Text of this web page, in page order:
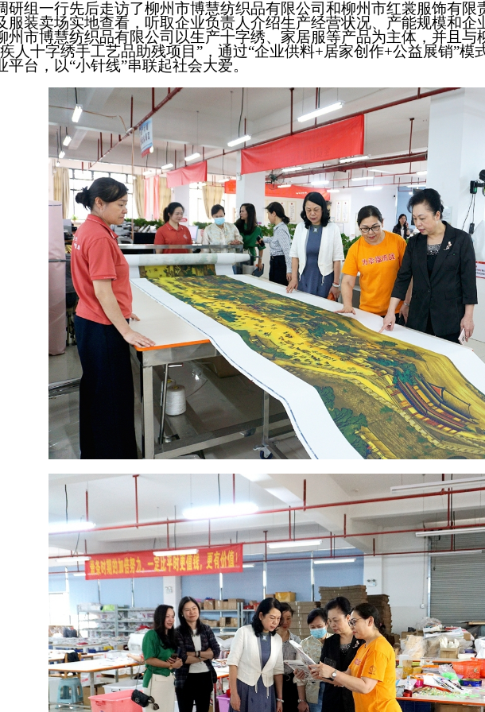
研组一行先后走访了柳州市博慧纺织品有限公司和柳州市红裳服饰有限
服装卖场实地查看，听取企业负责人介绍生产经营状况、产能规模和企
州市博慧纺织品有限公司以生产十字绣、家居服等产品为主体，并且与
人十字绣手工艺品助残项目”，通过“企业供料+居家创作+公益展销”模
平台，以“小针线”串联起社会大爱。